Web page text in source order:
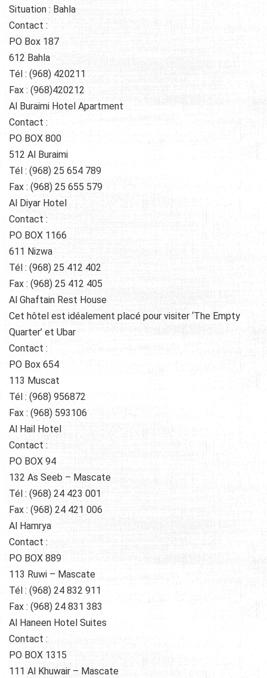
Situation : Bahla
Contact :
PO Box 187
612 Bahla
Tél : (968) 420211
Fax : (968)420212
Al Buraimi Hotel Apartment
Contact :
PO BOX 800
512 Al Buraimi
Tél : (968) 25 654 789
Fax : (968) 25 655 579
Al Diyar Hotel
Contact :
PO BOX 1166
611 Nizwa
Tél : (968) 25 412 402
Fax : (968) 25 412 405
Al Ghaftain Rest House
Cet hôtel est idéalement placé pour visiter ‘The Empty
Quarter’ et Ubar
Contact :
PO Box 654
113 Muscat
Tél : (968) 956872
Fax : (968) 593106
Al Hail Hotel
Contact :
PO BOX 94
132 As Seeb – Mascate
Tél : (968) 24 423 001
Fax : (968) 24 421 006
Al Hamrya
Contact :
PO BOX 889
113 Ruwi – Mascate
Tél : (968) 24 832 911
Fax : (968) 24 831 383
Al Haneen Hotel Suites
Contact :
PO BOX 1315
111 Al Khuwair – Mascate